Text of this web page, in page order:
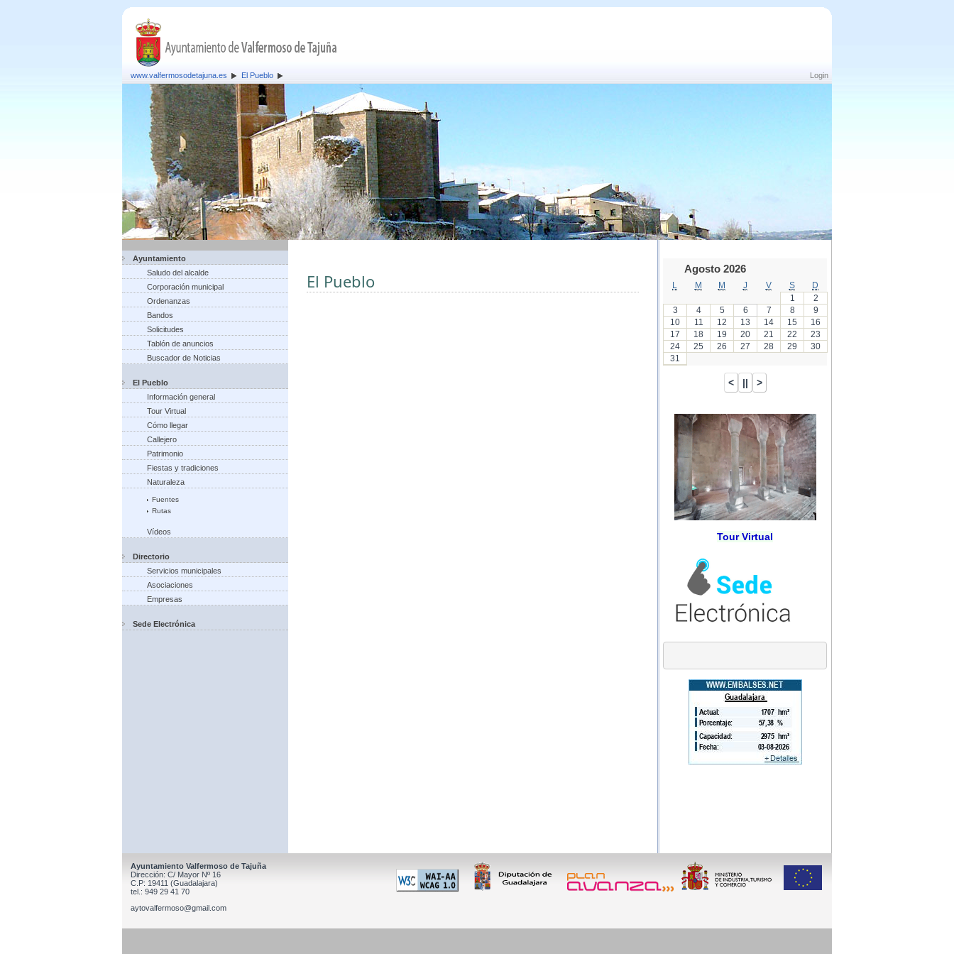
Login
www.valfermosodetajuna.es El Pueblo
Ayuntamiento
Saludo del alcalde
Corporación municipal
Ordenanzas
Bandos
Solicitudes
Tablón de anuncios
Buscador de Noticias
El Pueblo
Información general
Tour Virtual
Cómo llegar
Callejero
Patrimonio
Fiestas y tradiciones
Naturaleza
Fuentes
Rutas
Vídeos
Directorio
Servicios municipales
Asociaciones
Empresas
Sede Electrónica
El Pueblo
Agosto 2026
M M J V S
D
1
2
3
4 5 6 7 8
9
10
11 12 13 14 15
16
17
18 19 20 21 22
23
24
25 26 27 28 29
30
31
Tour Virtual
Ayuntamiento Valfermoso de Tajuña
Dirección: C/ Mayor Nº 16
C.P: 19411 (Guadalajara)
tel.: 949 29 41 70
aytovalfermoso@gmail.com